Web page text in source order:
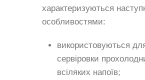
характеризуються
особливостями:
використовуються
сервіровки
всіляких напоїв;